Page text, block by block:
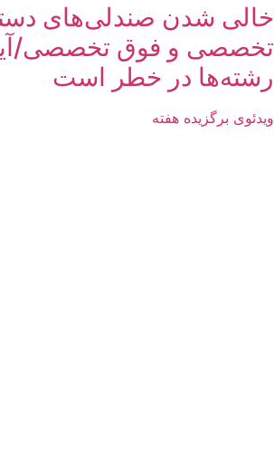
تخصصی و فوق تخصصی/
رشته‌ها در خطر است
ویدئوی برگزیده هفته